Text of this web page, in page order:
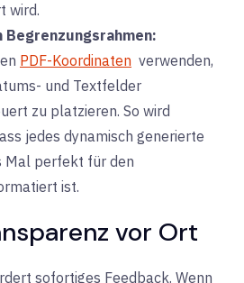
wird.
Begrenzungsrahmen:
PDF-Koordinaten verwenden,
und Textfelder
zu platzieren. So wird
jedes dynamisch generierte
Mal perfekt für den
ist.
vor Ort
sofortiges Feedback. Wenn